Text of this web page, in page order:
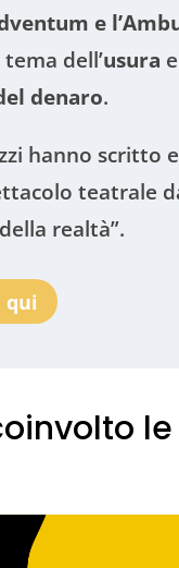
e
dell’usura
denaro.
hanno scritto
teatrale
realtà”.
qui